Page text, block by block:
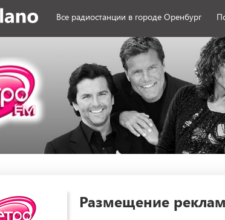
Все радиостанции в городе Оренбург
Размещение